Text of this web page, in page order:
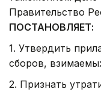
Правительство
ПОСТАНОВЛЯЕТ:
1. Утвердить
сборов,
2. Признать